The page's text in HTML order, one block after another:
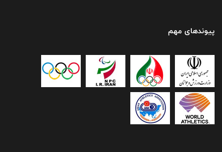
پیوندهای مهم